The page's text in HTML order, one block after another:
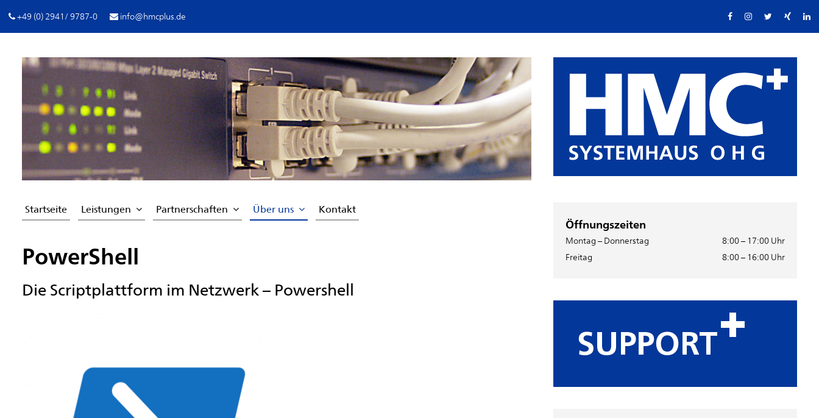
+49 (0) 2941/ 9787-0 info@hmcplus.de
Startseite Leistungen Partnerschaften Über uns Kontakt
PowerShell
Die Scriptplattform im Netzwerk – Powershell
Öffnungszeiten
Montag – Donnerstag
8:00 – 17:00 Uhr
Freitag
8:00 – 16:00 Uhr